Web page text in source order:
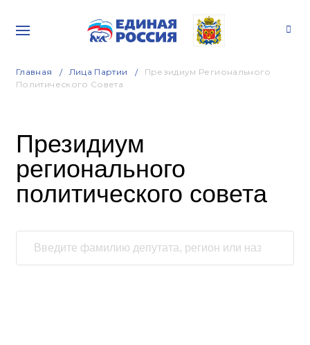
Главная Лица Партии
Президиум Регионального
Политического Совета
Президиум
регионального
политического совета